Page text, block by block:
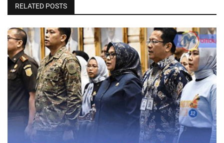
RELATED POSTS